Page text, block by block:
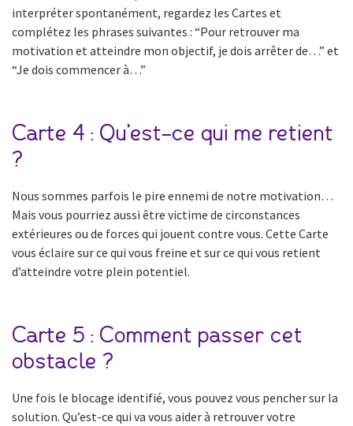
interpréter spontanément, regardez les Cartes et
complétez les phrases suivantes : “Pour retrouver ma
motivation et atteindre mon objectif, je dois arrêter de…” et
“Je dois commencer à…”
Carte 4 : Qu’est-ce qui me retient
?
Nous sommes parfois le pire ennemi de notre motivation…
Mais vous pourriez aussi être victime de circonstances
extérieures ou de forces qui jouent contre vous. Cette Carte
vous éclaire sur ce qui vous freine et sur ce qui vous retient
d’atteindre votre plein potentiel.
Carte 5 : Comment passer cet
obstacle ?
Une fois le blocage identifié, vous pouvez vous pencher sur la
solution. Qu’est-ce qui va vous aider à retrouver votre